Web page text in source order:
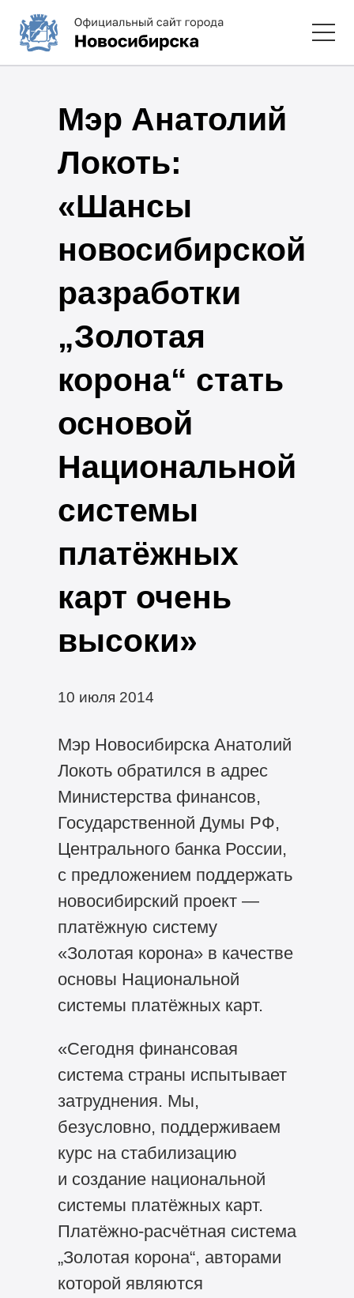
Мэр Анатолий
Локоть:
«Шансы
новосибирской
разработки
„Золотая
корона“ стать
основой
Национальной
системы
платёжных
карт очень
высоки»
10 июля 2014
Мэр Новосибирска Анатолий
Локоть обратился в адрес
Министерства финансов,
Государственной Думы РФ,
Центрального банка России,
с предложением поддержать
новосибирский проект —
платёжную систему
«Золотая корона» в качестве
основы Национальной
системы платёжных карт.
«Сегодня финансовая
система страны испытывает
затруднения. Мы,
безусловно, поддерживаем
курс на стабилизацию
и создание национальной
системы платёжных карт.
Платёжно-расчётная система
„Золотая корона“, авторами
которой являются